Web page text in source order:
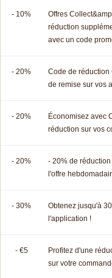
- 10%
Offres
réduction
avec un code
- 20%
Code de réduction
de remise sur vos
- 20%
Économisez avec
réduction sur vos
- 20%
- 20% de
l'offre
- 30%
Obtenez jusqu'à
l'application !
- €5
Profitez d'une
sur votre